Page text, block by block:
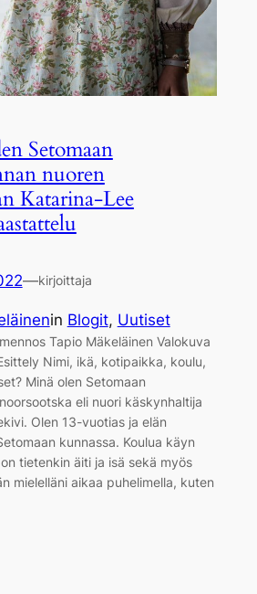
Setomaan
nuoren
Katarina-Lee
—kirjoittaja
in Blogit, Uutiset
Tapio Mäkeläinen Valokuva
Nimi, ikä, kotipaikka, koulu,
Minä olen Setomaan
eli nuori käskynhaltija
Olen 13-vuotias ja elän
kunnassa. Koulua käyn
tietenkin äiti ja isä sekä myös
mielelläni aikaa puhelimella, kuten